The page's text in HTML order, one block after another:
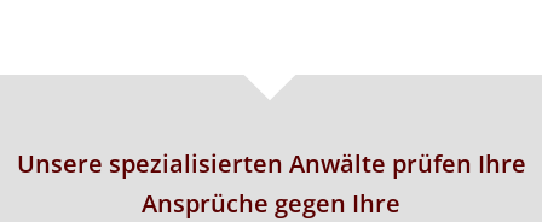
Unsere spezialisierten Anwälte prüfen Ihre
Ansprüche gegen Ihre